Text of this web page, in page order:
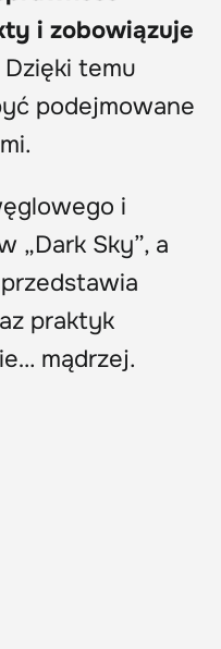
i zobowiązuje
Dzięki temu
podejmowane
i
„Dark Sky”, a
praktyk
mądrzej.